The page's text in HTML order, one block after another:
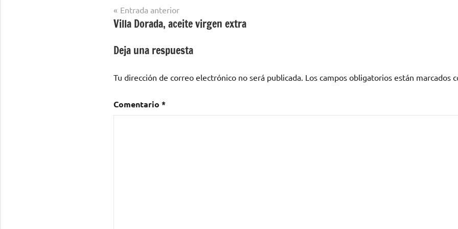
Navegación
de
entradas
Entrada anterior
Villa Dorada, aceite virgen extra
Deja una respuesta
Tu dirección de correo electrónico no será publicada. Los campos obligatorios están marcados
Comentario *